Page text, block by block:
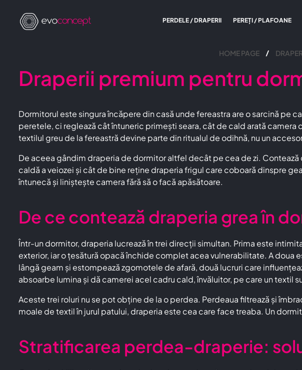
PERDELE / DRAPERII PEREȚI / PLAFOANE
HOME PAGE
Draperii premium pentru
Dormitorul este singura încăpere din casă unde fereastra are o sarcină pe
peretele, ci reglează cât întuneric primești seara, cât de cald arată
textilul greu de la fereastră devine parte din ritualul de odihnă, nu un
De aceea gândim draperia de dormitor altfel decât pe cea de zi.
caldă a veiozei și cât de bine reține draperia frigul care coboară dinspre
întunecă și liniștește camera fără să o facă apăsătoare.
De ce contează draperia grea în
Într-un dormitor, draperia lucrează în trei direcții simultan. Prima este
exterior, iar o țesătură opacă închide complet acea vulnerabilitate. A
lângă geam și estompează zgomotele de afară, două lucruri care
absoarbe lumina și dă camerei acel cadru cald, învăluitor, pe care un textil
Aceste trei roluri nu se pot obține de la o perdea. Perdeaua filtrează și
moale de textil în jurul patului, draperia este cea care face treaba. Un
Stratificarea perdea-draperie: